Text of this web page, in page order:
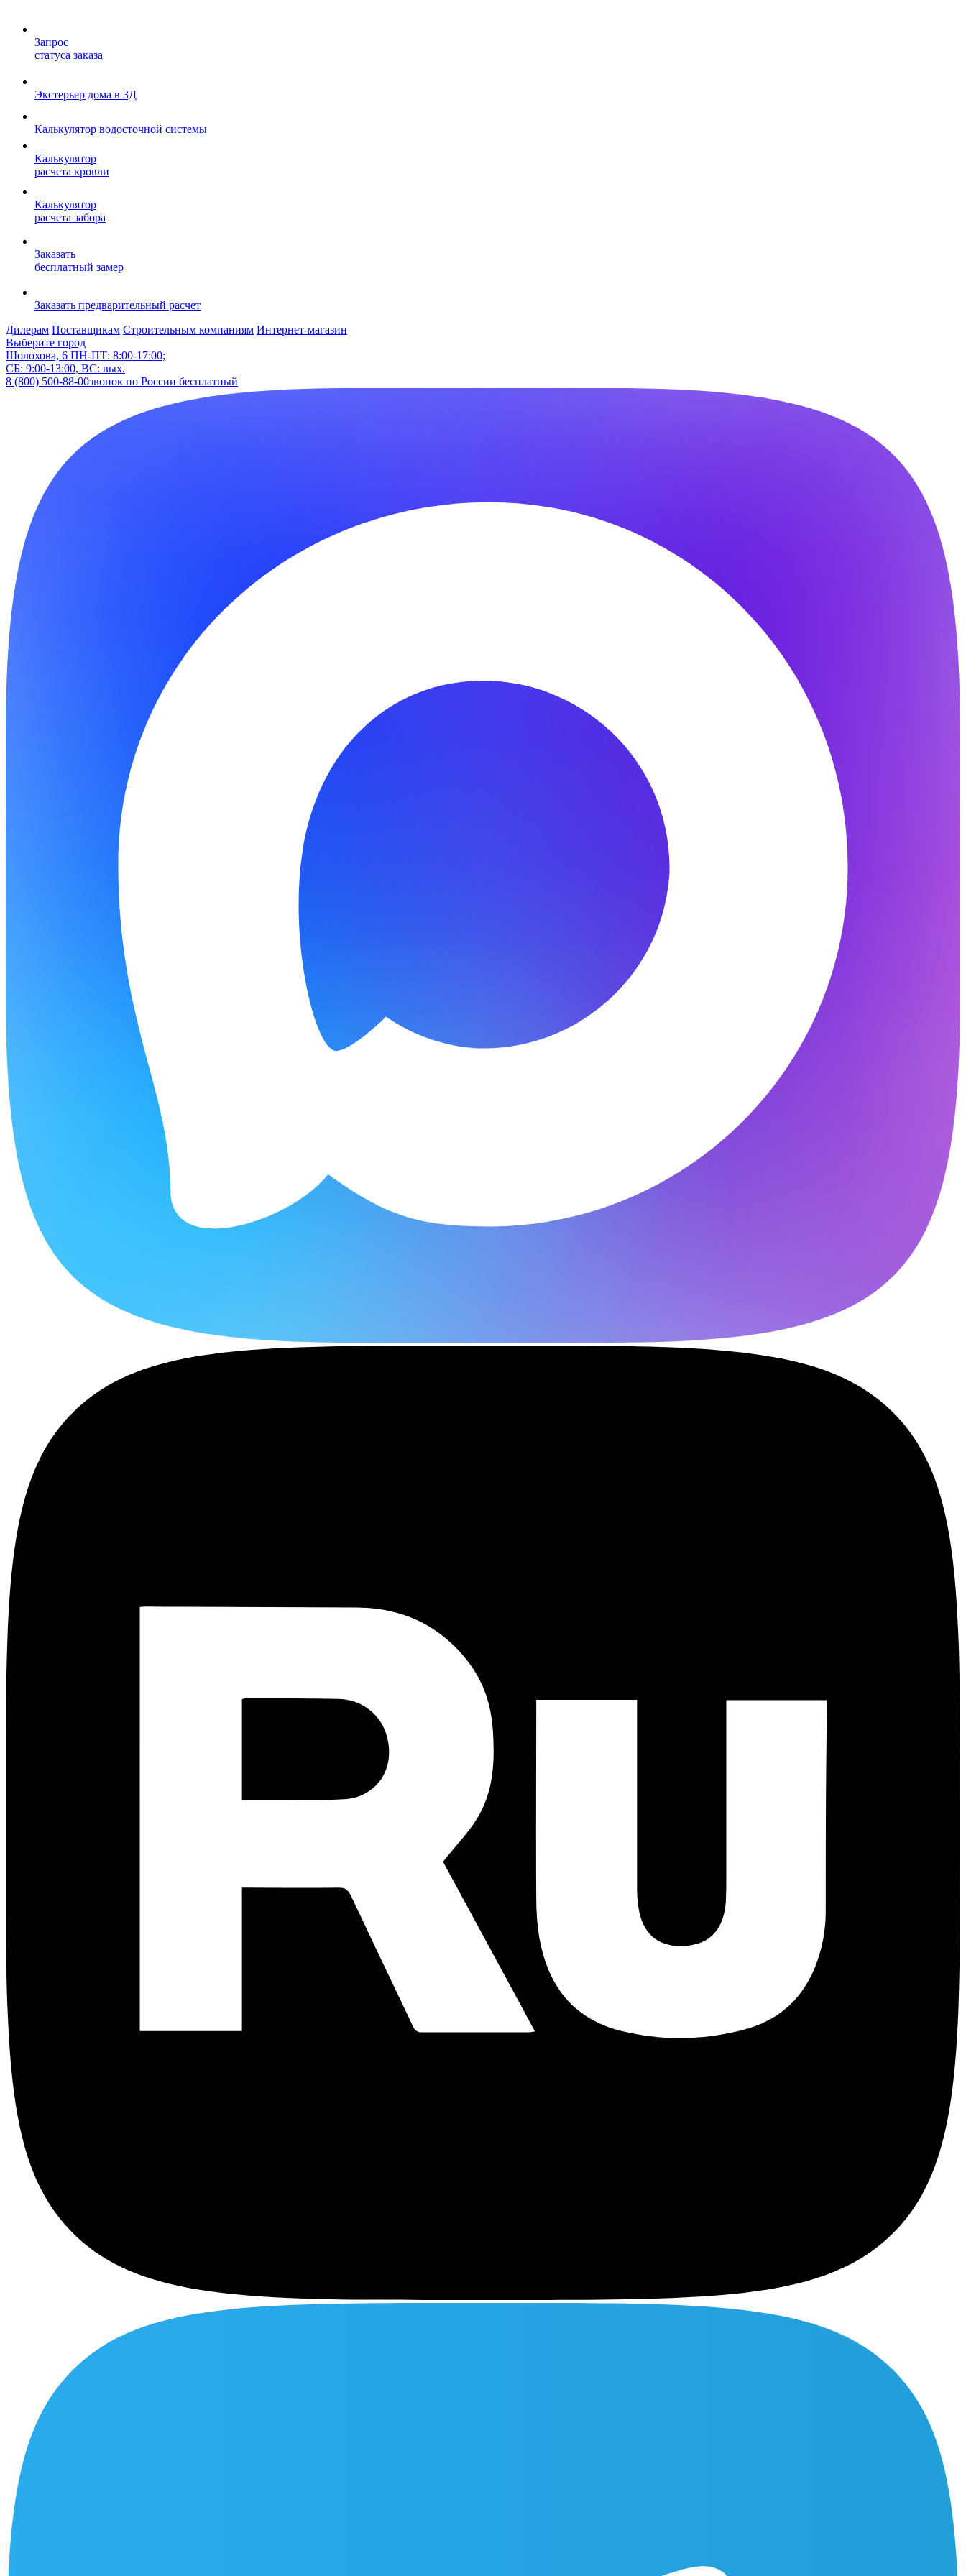
Запрос
статуса заказа
Экстерьер дома в 3Д
Калькулятор водосточной системы
Калькулятор
расчета кровли
Калькулятор
расчета забора
Заказать
бесплатный замер
Заказать предварительный расчет
Дилерам Поставщикам Строительным компаниям Интернет-магазин
Выберите город
Шолохова, 6 ПН-ПТ: 8:00-17:00;
СБ: 9:00-13:00, ВС: вых.
8 (800) 500-88-00звонок по России бесплатный